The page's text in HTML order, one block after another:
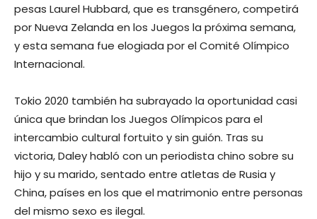
pesas Laurel Hubbard, que es transgénero, competirá
por Nueva Zelanda en los Juegos la próxima semana,
y esta semana fue elogiada por el Comité Olímpico
Internacional.
Tokio 2020 también ha subrayado la oportunidad casi
única que brindan los Juegos Olímpicos para el
intercambio cultural fortuito y sin guión. Tras su
victoria, Daley habló con un periodista chino sobre su
hijo y su marido, sentado entre atletas de Rusia y
China, países en los que el matrimonio entre personas
del mismo sexo es ilegal.